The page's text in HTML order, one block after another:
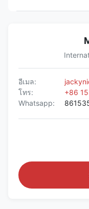
อีเมล:
โทร:
+86
Whatsapp: